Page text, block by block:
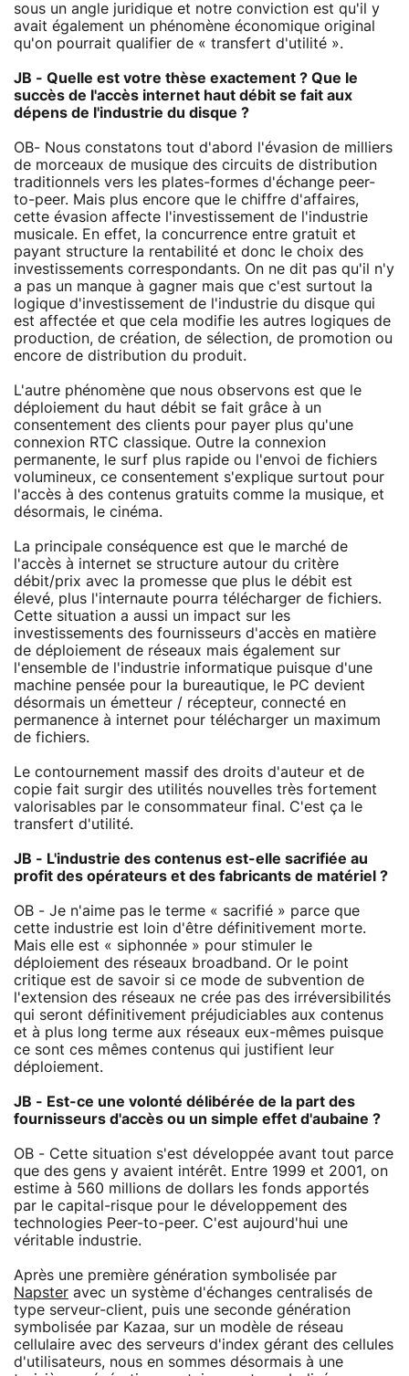
sous un angle juridique et notre conviction est qu'il y
avait également un phénomène économique original
qu'on pourrait qualifier de « transfert d'utilité ».
JB - Quelle est votre thèse exactement ? Que le
succès de l'accès internet haut débit se fait aux
dépens de l'industrie du disque ?
OB- Nous constatons tout d'abord l'évasion de milliers
de morceaux de musique des circuits de distribution
traditionnels vers les plates-formes d'échange peer-
to-peer. Mais plus encore que le chiffre d'affaires,
cette évasion affecte l'investissement de l'industrie
musicale. En effet, la concurrence entre gratuit et
payant structure la rentabilité et donc le choix des
investissements correspondants. On ne dit pas qu'il n'y
a pas un manque à gagner mais que c'est surtout la
logique d'investissement de l'industrie du disque qui
est affectée et que cela modifie les autres logiques de
production, de création, de sélection, de promotion ou
encore de distribution du produit.
L'autre phénomène que nous observons est que le
déploiement du haut débit se fait grâce à un
consentement des clients pour payer plus qu'une
connexion RTC classique. Outre la connexion
permanente, le surf plus rapide ou l'envoi de fichiers
volumineux, ce consentement s'explique surtout pour
l'accès à des contenus gratuits comme la musique, et
désormais, le cinéma.
La principale conséquence est que le marché de
l'accès à internet se structure autour du critère
débit/prix avec la promesse que plus le débit est
élevé, plus l'internaute pourra télécharger de fichiers.
Cette situation a aussi un impact sur les
investissements des fournisseurs d'accès en matière
de déploiement de réseaux mais également sur
l'ensemble de l'industrie informatique puisque d'une
machine pensée pour la bureautique, le PC devient
désormais un émetteur / récepteur, connecté en
permanence à internet pour télécharger un maximum
de fichiers.
Le contournement massif des droits d'auteur et de
copie fait surgir des utilités nouvelles très fortement
valorisables par le consommateur final. C'est ça le
transfert d'utilité.
JB - L'industrie des contenus est-elle sacrifiée au
profit des opérateurs et des fabricants de matériel ?
OB - Je n'aime pas le terme « sacrifié » parce que
cette industrie est loin d'être définitivement morte.
Mais elle est « siphonnée » pour stimuler le
déploiement des réseaux broadband. Or le point
critique est de savoir si ce mode de subvention de
l'extension des réseaux ne crée pas des irréversibilités
qui seront définitivement préjudiciables aux contenus
et à plus long terme aux réseaux eux-mêmes puisque
ce sont ces mêmes contenus qui justifient leur
déploiement.
JB - Est-ce une volonté délibérée de la part des
fournisseurs d'accès ou un simple effet d'aubaine ?
OB - Cette situation s'est développée avant tout parce
que des gens y avaient intérêt. Entre 1999 et 2001, on
estime à 560 millions de dollars les fonds apportés
par le capital-risque pour le développement des
technologies Peer-to-peer. C'est aujourd'hui une
véritable industrie.
Après une première génération symbolisée par
Napster avec un système d'échanges centralisés de
type serveur-client, puis une seconde génération
symbolisée par Kazaa, sur un modèle de réseau
cellulaire avec des serveurs d'index gérant des cellules
d'utilisateurs, nous en sommes désormais à une